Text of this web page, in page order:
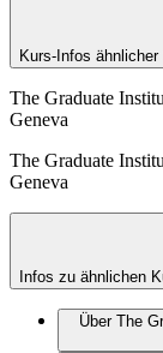
Kurs-Infos
The Graduate
Geneva
The Graduate
Geneva
Infos zu ähnlichen
Über The